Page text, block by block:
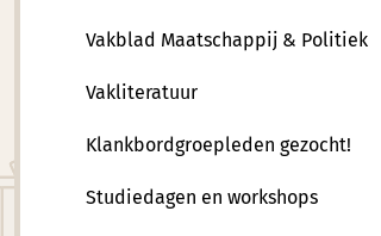
Vakblad Maatschappij & Politiek
Vakliteratuur
Klankbordgroepleden gezocht!
Studiedagen en workshops